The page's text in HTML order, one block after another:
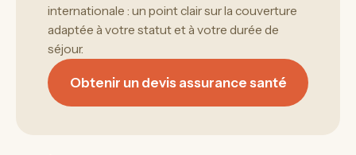
internationale : un point clair sur la couverture
adaptée à votre statut et à votre durée de
séjour.
Obtenir un devis assurance santé